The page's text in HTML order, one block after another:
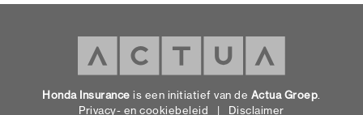
Honda Insurance is een initiatief van de Actua Groep.
Privacy- en cookiebeleid | Disclaimer